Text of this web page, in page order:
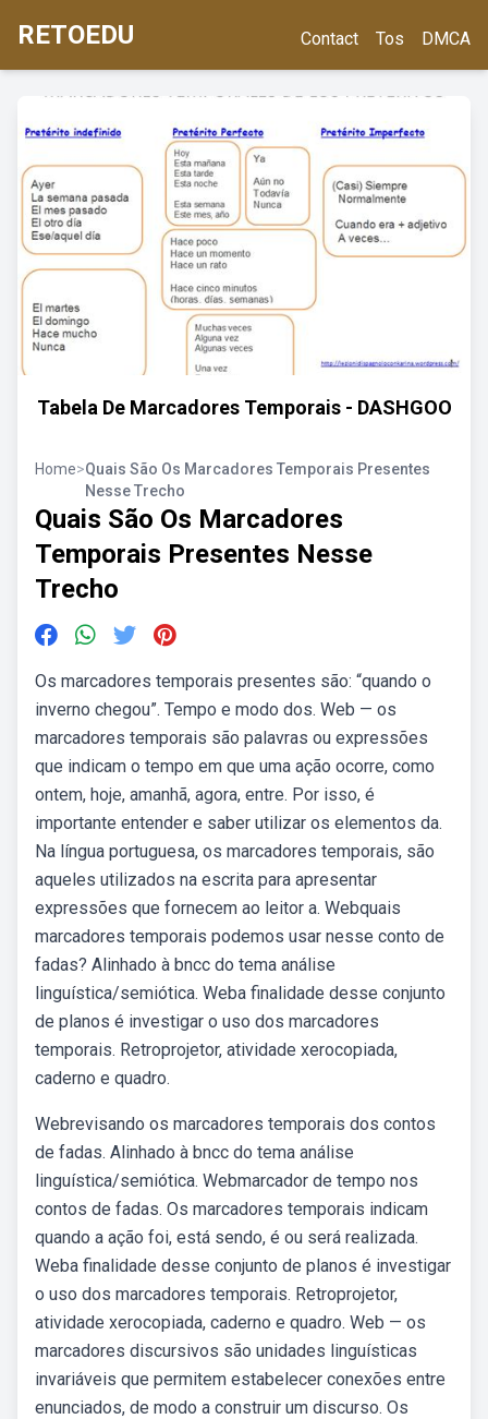
RETOEDU Contact Tos DMCA
Tabela De Marcadores Temporais - DASHGOO
Home>Quais São Os Marcadores Temporais Presentes
Nesse Trecho
Quais São Os Marcadores
Temporais Presentes Nesse
Trecho
Os marcadores temporais presentes são: “quando o
inverno chegou”. Tempo e modo dos. Web — os
marcadores temporais são palavras ou expressões
que indicam o tempo em que uma ação ocorre, como
ontem, hoje, amanhã, agora, entre. Por isso, é
importante entender e saber utilizar os elementos da.
Na língua portuguesa, os marcadores temporais, são
aqueles utilizados na escrita para apresentar
expressões que fornecem ao leitor a. Webquais
marcadores temporais podemos usar nesse conto de
fadas? Alinhado à bncc do tema análise
linguística/semiótica. Weba finalidade desse conjunto
de planos é investigar o uso dos marcadores
temporais. Retroprojetor, atividade xerocopiada,
caderno e quadro.
Webrevisando os marcadores temporais dos contos
de fadas. Alinhado à bncc do tema análise
linguística/semiótica. Webmarcador de tempo nos
contos de fadas. Os marcadores temporais indicam
quando a ação foi, está sendo, é ou será realizada.
Weba finalidade desse conjunto de planos é investigar
o uso dos marcadores temporais. Retroprojetor,
atividade xerocopiada, caderno e quadro. Web — os
marcadores discursivos são unidades linguísticas
invariáveis que permitem estabelecer conexões entre
enunciados, de modo a construir um discurso. Os